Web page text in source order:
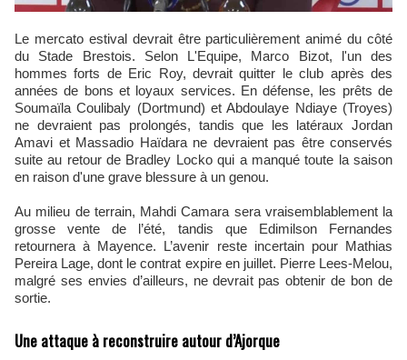
Le mercato estival devrait être particulièrement animé du côté
du Stade Brestois. Selon L'Equipe, Marco Bizot, l'un des
hommes forts de Eric Roy, devrait quitter le club après des
années de bons et loyaux services. En défense, les prêts de
Soumaïla Coulibaly (Dortmund) et Abdoulaye Ndiaye (Troyes)
ne devraient pas prolongés, tandis que les latéraux Jordan
Amavi et Massadio Haïdara ne devraient pas être conservés
suite au retour de Bradley Locko qui a manqué toute la saison
en raison d'une grave blessure à un genou.
Au milieu de terrain, Mahdi Camara sera vraisemblablement la
grosse vente de l’été, tandis que Edimilson Fernandes
retournera à Mayence. L’avenir reste incertain pour Mathias
Pereira Lage, dont le contrat expire en juillet. Pierre Lees-Melou,
malgré ses envies d’ailleurs, ne devrait pas obtenir de bon de
sortie.
Une attaque à reconstruire autour d’Ajorque